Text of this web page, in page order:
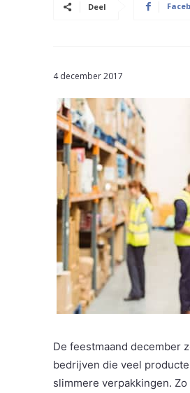
Deel
4 december 2017
De feestmaand december
bedrijven die veel
slimmere verpakkingen.